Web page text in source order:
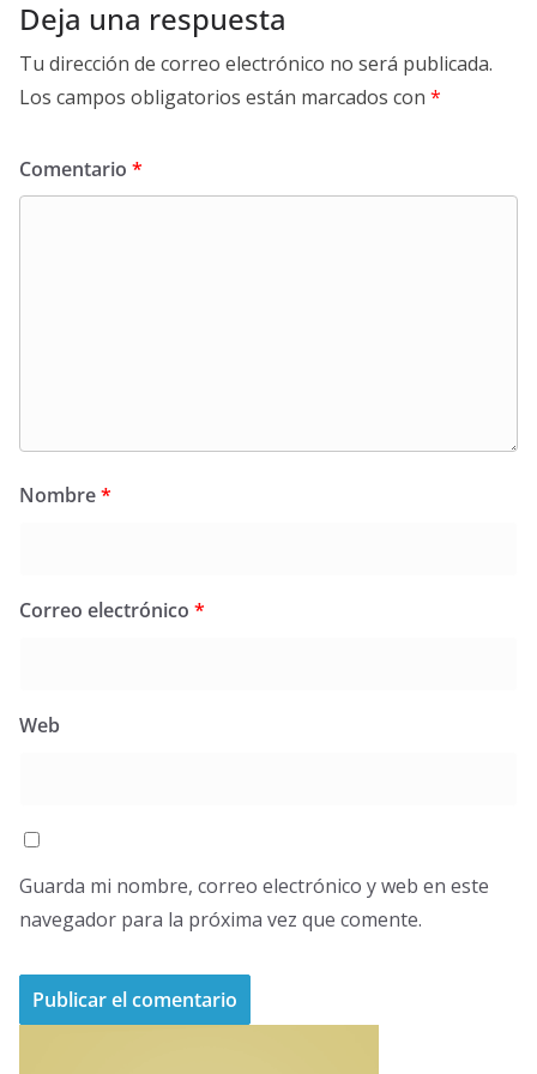
Deja una respuesta
Tu dirección de correo electrónico no será publicada.
Los campos obligatorios están marcados con *
Comentario *
Nombre*
Correo electrónico *
Web
Guarda mi nombre, correo electrónico y web en este
navegador para la próxima vez que comente.